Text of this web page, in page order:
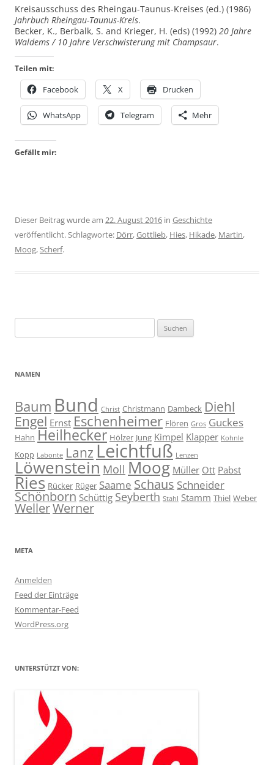
Kreisausschuss des Rheingau-Taunus-Kreises (ed.) (1986)
Jahrbuch Rheingau-Taunus-Kreis.
Becker, K., Berbalk, S. and Krieger, H. (eds) (1992) 20 Jahre
Waldems / 10 Jahre Verschwisterung mit Champsaur.
Teilen mit:
Facebook X Drucken
WhatsApp Telegram Mehr
Gefällt mir:
Dieser Beitrag wurde am 22. August 2016 in Geschichte
veröffentlicht. Schlagworte: Dörr,Gottlieb, Hies, Hikade, Martin,
Moog,Scherf.
nach:
NAMEN
Baum Bund Christ Christmann Dambeck Diehl
Engel Ernst Eschenheimer Flören Gros Guckes
Hahn Heilhecker Hölzer Jung Kimpel Klapper Kohnle
Kopp Labonte LanzLeichtfuß Lenzen
Löwenstein Moll Moog Müller Ott Pabst
Ries Rücker Rüger Saame Schaus Schneider
Schönborn Schüttig Seyberth Stahl Stamm Thiel Weber
WellerWerner
META
Anmelden
Feed der Einträge
Kommentar-Feed
WordPress.org
UNTERSTÜTZT VON: